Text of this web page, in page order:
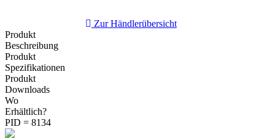
Zur Händlerübersicht
Produkt
Beschreibung
Produkt
Spezifikationen
Produkt
Downloads
Wo
Erhältlich?
PID = 8134